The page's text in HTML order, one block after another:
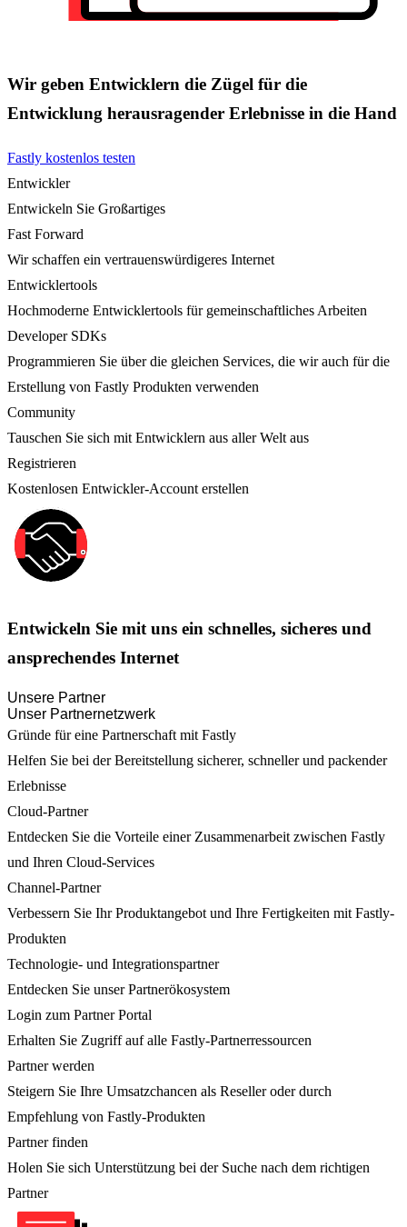
Wir geben Entwicklern die Zügel für die
Entwicklung herausragender Erlebnisse in die Hand
Fastly kostenlos testen
Entwickler
Entwickeln Sie Großartiges
Fast Forward
Wir schaffen ein vertrauenswürdigeres Internet
Entwicklertools
Hochmoderne Entwicklertools für gemeinschaftliches Arbeiten
Developer SDKs
Programmieren Sie über die gleichen Services, die wir auch für die
Erstellung von Fastly Produkten verwenden
Community
Tauschen Sie sich mit Entwicklern aus aller Welt aus
Registrieren
Kostenlosen Entwickler-Account erstellen
Entwickeln Sie mit uns ein schnelles, sicheres und
ansprechendes Internet
Unsere Partner
Unser Partnernetzwerk
Gründe für eine Partnerschaft mit Fastly
Helfen Sie bei der Bereitstellung sicherer, schneller und packender
Erlebnisse
Cloud-Partner
Entdecken Sie die Vorteile einer Zusammenarbeit zwischen Fastly
und Ihren Cloud-Services
Channel-Partner
Verbessern Sie Ihr Produktangebot und Ihre Fertigkeiten mit Fastly-
Produkten
Technologie- und Integrationspartner
Entdecken Sie unser Partnerökosystem
Login zum Partner Portal
Erhalten Sie Zugriff auf alle Fastly-Partnerressourcen
Partner werden
Steigern Sie Ihre Umsatzchancen als Reseller oder durch
Empfehlung von Fastly-Produkten
Partner finden
Holen Sie sich Unterstützung bei der Suche nach dem richtigen
Partner